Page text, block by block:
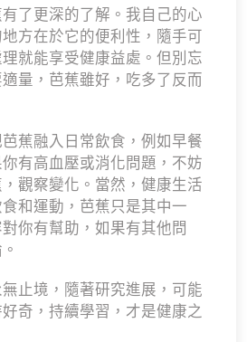
了更深的了解。我自己的心
方在於它的便利性，隨手可
就能享受健康益處。但別忘
量，芭蕉雖好，吃多了反而
蕉融入日常飲食，例如早餐
有高血壓或消化問題，不妨
觀察變化。當然，健康生活
和運動，芭蕉只是其中一
你有幫助，如果有其他問
止境，隨著研究進展，可能
奇，持續學習，才是健康之